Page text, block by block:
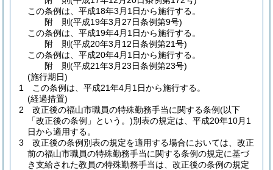
この条例は、平成18年3月1日から施行する。
附 則(平成19年3月27日条例第9号)
この条例は、平成19年4月1日から施行する。
附 則(平成20年3月12日条例第21号)
この条例は、平成20年4月1日から施行する。
附 則(平成21年3月23日条例第23号)
(施行期日)
1
この条例は、平成21年4月1日から施行する。
(経過措置)
2
改正後の福山市職員の特殊勤務手当に関する条例(以下
「改正後の条例」という。)別表の規定は、平成20年10月1
日から適用する。
3
改正後の条例別表の規定を適用する場合においては、改正
前の福山市職員の特殊勤務手当に関する条例の規定に基づ
き支給された教員の特殊勤務手当は、改正後の条例の規定